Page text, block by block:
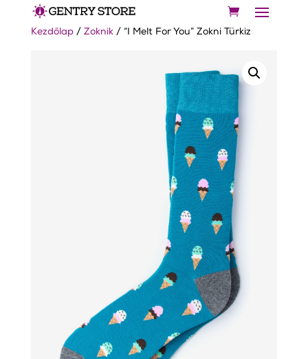
Kezdőlap/ Zoknik/ “I Melt For You” Zokni Türkiz